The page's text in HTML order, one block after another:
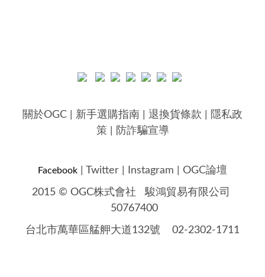
關於OGC 新手選購指南 退換貨條款
隱私政
策
防詐騙宣導
Facebook Twitter Instagram OGC論壇
2015 © OGC株式會社駿鴻貿易有限公司
50767400
台北市萬華區艋舺大道132號 02-2302-1711